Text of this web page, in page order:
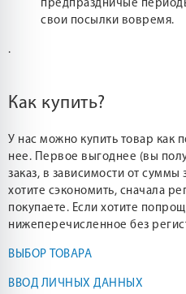
предпраздничые
свои посылки вовремя.
.
Как купить?
У нас можно купить товар как
нее. Первое выгоднее (вы
заказ, в зависимости от суммы
хотите сэкономить, сначала
покупаете. Если хотите
нижеперечисленное без
ВЫБОР ТОВАРА
ВВОД ЛИЧНЫХ ДАННЫХ